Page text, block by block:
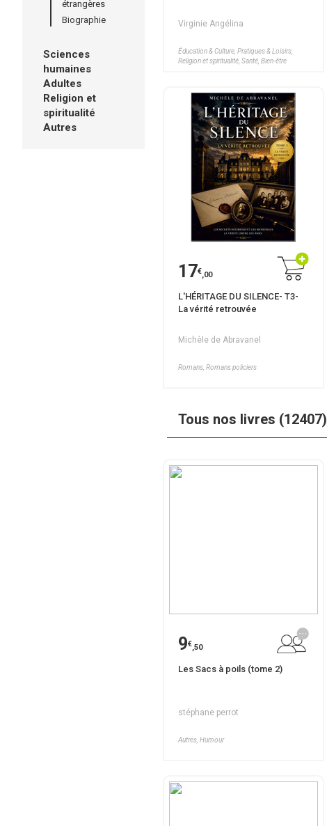
étrangères
Biographie
Sciences
humaines
Adultes
Religion et
spiritualité
Autres
Virginie Angélina
Éducation & Culture, Pratiques & Loisirs,
Religion et spiritualité, Santé, Bien-être
17€,00
L'HÉRITAGE DU SILENCE- T3-
La vérité retrouvée
Michèle de Abravanel
Romans, Romans policiers
Tous nos livres (12407)
9€,50
Les Sacs à poils (tome 2)
stéphane perrot
Autres, Humour